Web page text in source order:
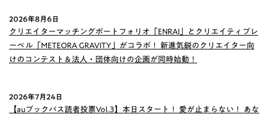
2026年8月6日
クリエイターマッチングポートフォリオ「ENRAI」とクリエイティブレ
ーベル「METEORA GRAVITY」がコラボ！ 新進気鋭のクリエイター向
けのコンテスト＆法人・団体向けの企画が同時始動！
2026年7月24日
【auブックパス読者投票Vol.3】本日スタート！ 愛が止まらない！ あな